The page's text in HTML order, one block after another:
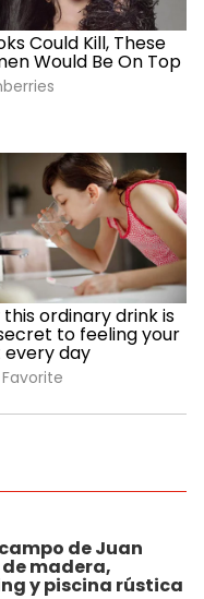
de Juan
madera,
y piscina rústica